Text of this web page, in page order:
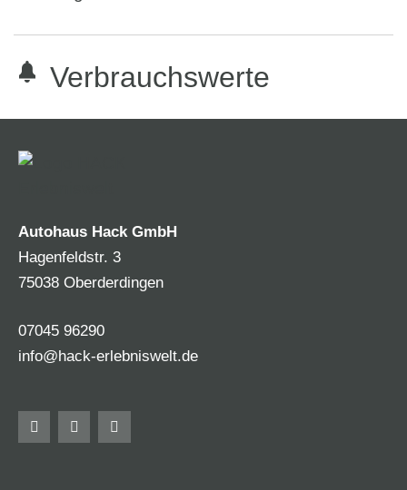
Verbrauchswerte
Autohaus Hack GmbH
Hagenfeldstr. 3
75038 Oberderdingen
07045 96290
info@hack-erlebniswelt.de